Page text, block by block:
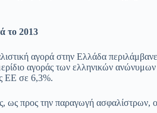
το 2013
αγορά στην Ελλάδα
αγοράς των ελληνικών
ΕΕ σε 6,3%.
προς την παραγωγή ασφαλίστρων, οι